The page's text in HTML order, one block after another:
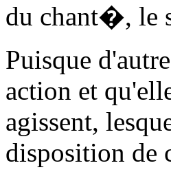
du chant�, le
Puisque
action et
agissent,
disposition de